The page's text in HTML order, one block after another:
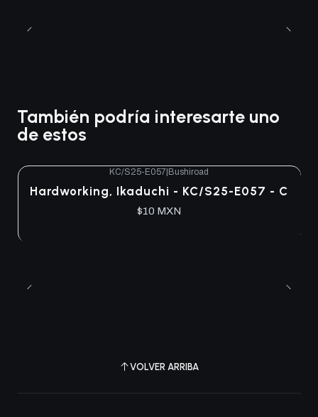
También podría interesarte uno
de estos
KC/S25-E057|Bushiroad
Hardworking, Ikaduchi - KC/S25-E057 - C
$10 MXN
VOLVER ARRIBA